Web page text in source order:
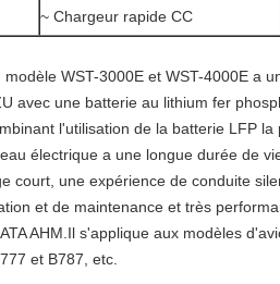
~ Chargeur rapide CC
WST-3000E et WST-4000E a
avec une batterie au lithium fer
l'utilisation de la batterie LFP
électrique a une longue durée de
court, une expérience de conduite
et de maintenance et très
AHM.Il s'applique aux modèles
et B787, etc.